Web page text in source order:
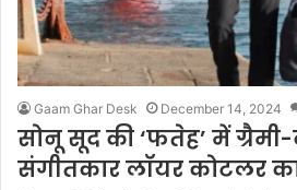
Gaam Ghar Desk December 14, 2024
सोनू सूद की ‘फतेह’ में
संगीतकार लॉयर कोटलर